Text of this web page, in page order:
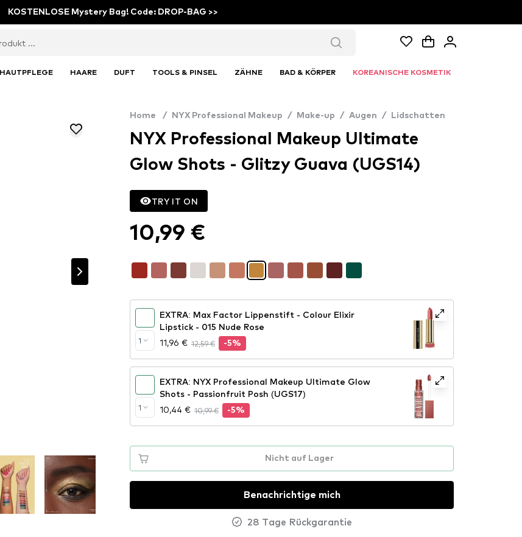
KOSTENLOSE Mystery Bag! Code: DROP-BAG >>
HAUTPFLEGE HAARE DUFT TOOLS & PINSEL ZÄHNE BAD & KÖRPER KOREANISCHE KOSMETIK
Home / NYX Professional Makeup / Make-up / Augen / Lidschatten
NYX Professional Makeup Ultimate
Glow Shots - Glitzy Guava (UGS14)
TRY IT ON
10,99 €
1
EXTRA: Max Factor Lippenstift - Colour Elixir
Lipstick - 015 Nude Rose
11,96 € 12,59 € -5%
1
EXTRA: NYX Professional Makeup Ultimate Glow
Shots - Passionfruit Posh (UGS17)
10,44 € 10,99 € -5%
Nicht auf Lager
Benachrichtige mich
28 Tage Rückgarantie